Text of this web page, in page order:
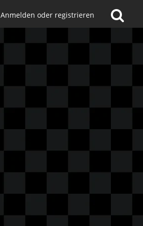
Anmelden oder registrieren